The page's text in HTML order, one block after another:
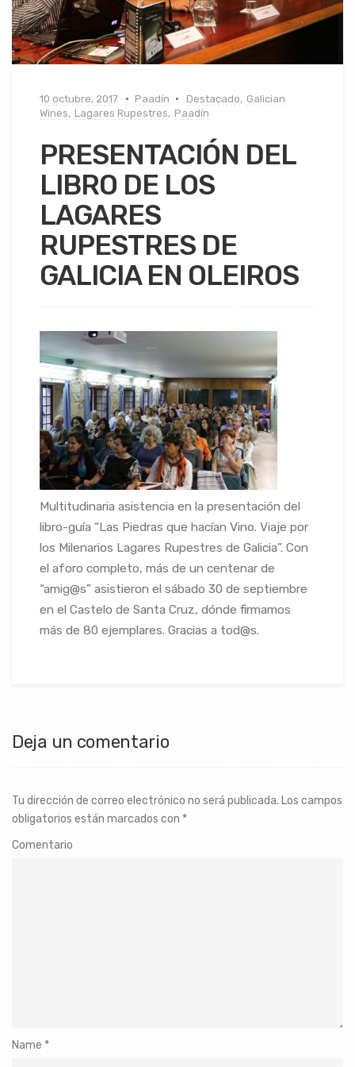
10 octubre, 2017 Paadín Destacado, Galician
Wines, Lagares Rupestres, Paadín
PRESENTACIÓN DEL
LIBRO DE LOS
LAGARES
RUPESTRES DE
GALICIA EN OLEIROS
Multitudinaria asistencia en la presentación del
libro-guía “Las Piedras que hacían Vino. Viaje por
los Milenarios Lagares Rupestres de Galicia”. Con
el aforo completo, más de un centenar de
“amig@s” asistieron el sábado 30 de septiembre
en el Castelo de Santa Cruz, dónde firmamos
más de 80 ejemplares. Gracias a tod@s.
Deja un comentario
Tu dirección de correo electrónico no será publicada. Los campos
obligatorios están marcados con *
Comentario
Name *